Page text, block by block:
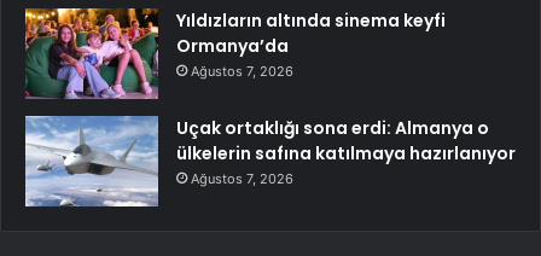
Yıldızların altında sinema keyfi
Ormanya’da
Ağustos 7, 2026
Uçak ortaklığı sona erdi: Almanya o
ülkelerin safına katılmaya hazırlanıyor
Ağustos 7, 2026